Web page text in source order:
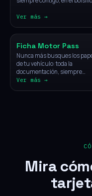
Ver más →
Ficha Motor Pass
Nunca más busques los
de tu vehículo: toda la
documentación, siempre
disponible con un solo toque.
Ver más →
Mira